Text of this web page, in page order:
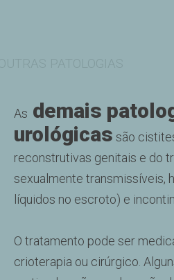
As demais
urológicas são
reconstrutivas genitais e do
sexualmente transmissíveis,
líquidos no escroto) e
O tratamento pode ser
crioterapia ou cirúrgico.